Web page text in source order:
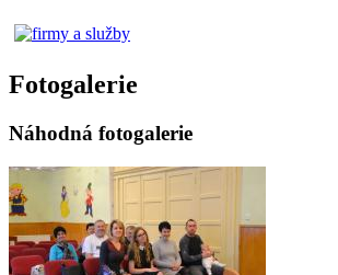
Fotogalerie
Náhodná fotogalerie